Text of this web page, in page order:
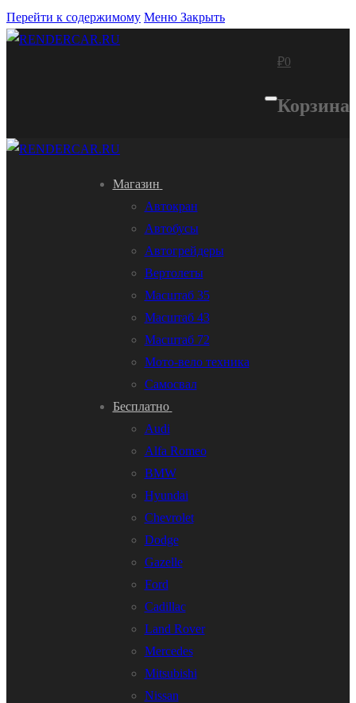
Перейти к содержимому Меню Закрыть
₽0
Корзина
Магазин
Автокран
Автобусы
Автогрейдеры
Вертолеты
Масштаб 35
Масштаб 43
Масштаб 72
Мото-вело техника
Самосвал
Бесплатно
Audi
Alfa Romeo
BMW
Hyundai
Chevrolet
Dodge
Gazelle
Ford
Cadillac
Land Rover
Mercedes
Mitsubishi
Nissan